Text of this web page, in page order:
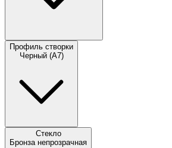
Профиль створки
Черный (A7)
Стекло
Бронза непрозрачная